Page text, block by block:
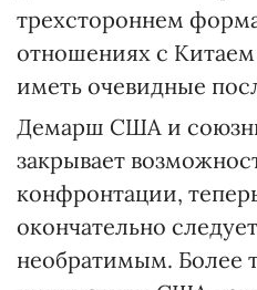
трехстороннем
отношениях с Китаем
иметь очевидные
Демарш США и
закрывает
конфронтации,
окончательно
необратимым. Более